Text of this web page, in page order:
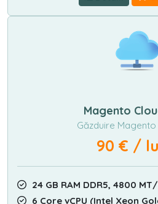
Magento
Găzduire Magento
90 € /
24 GB RAM DDR5, 4800
6 Core vCPU (Intel Xeon